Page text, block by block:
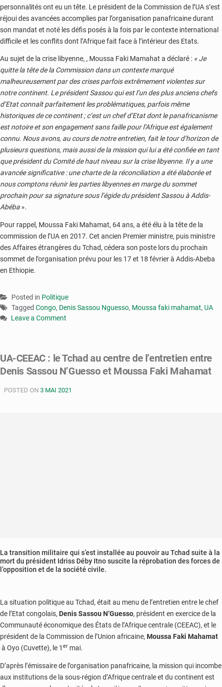
personnalités ont eu un tête. Le président de la Commission de l’UA s’est
réjoui des avancées accomplies par l’organisation panafricaine durant
son mandat et noté les défis posés à la fois par le contexte international
difficile et les conflits dont l’Afrique fait face à l’intérieur des Etats.
Au sujet de la crise libyenne, , Moussa Faki Mamahat a déclaré : « Je
quitte la tête de la Commission dans un contexte marqué
malheureusement par des crises parfois extrêmement violentes sur
notre continent. Le président Sassou qui est l’un des plus anciens chefs
d’Etat connaît parfaitement les problématiques, parfois même
historiques de ce continent ; c’est un chef d’Etat dont le panafricanisme
est notoire et son engagement sans faille pour l’Afrique est également
connu. Nous avons, au cours de notre entretien, fait le tour d’horizon de
plusieurs questions, mais aussi de la mission qui lui a été confiée en tant
que président du Comité de haut niveau sur la crise libyenne. Il y a une
avancée significative : une charte de la réconciliation a été élaborée et
nous comptons réunir les parties libyennes en marge du sommet
prochain pour sa signature sous l’égide du président Sassou à Addis-
Abéba ».
Pour rappel, Moussa Faki Mahamat, 64 ans, a été élu à la tête de la
commission de l’UA en 2017. Cet ancien Premier ministre, puis ministre
des Affaires étrangères du Tchad, cédera son poste lors du prochain
sommet de l’organisation prévu pour les 17 et 18 février à Addis-Abeba
en Ethiopie.
Posted in Politique
Tagged Congo, Denis Sassou Nguesso, Moussa faki mahamat, UA
Leave a Comment
Moussa
Faki
quitte
UA-CEEAC : le Tchad au centre de l’entretien entre
Denis Sassou N’Guesso et Moussa Faki Mahamat
POSTED ON 3 MAI 2021
La transition militaire qui s’est installée au pouvoir au Tchad suite à la
mort du président Idriss Déby Itno suscite la réprobation des forces de
l’opposition et de la société civile.
La situation politique au Tchad, était au menu de l’entretien entre le chef
de l’Etat congolais, Denis Sassou N’Guesso, président en exercice de la
Communauté économique des États de l’Afrique centrale (CEEAC), et le
président de la Commission de l’Union africaine, Moussa Faki Mahamat
à Oyo (Cuvette), le 1 er mai.
D’après l’émissaire de l’organisation panafricaine, la mission qui incombe
aux institutions de la sous-région d’Afrique centrale et du continent est